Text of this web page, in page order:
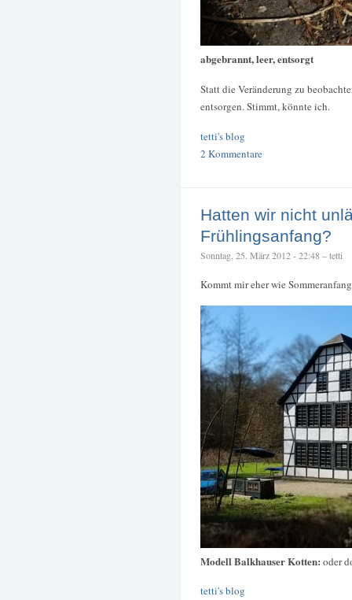
abgebrannt, leer, entsorgt
Statt die Veränderung zu
entsorgen. Stimmt, könnte ich.
tetti's blog
2 Kommentare
Hatten wir nicht
Frühlingsanfang?
Sonntag, 25. März 2012 - 22:48 – tetti
Kommt mir eher wie
Modell Balkhauser Kotten: oder
tetti's blog